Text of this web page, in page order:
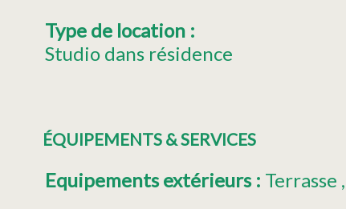
Type de location :
Studio dans résidence
ÉQUIPEMENTS & SERVICES
Equipements extérieurs : Terrasse